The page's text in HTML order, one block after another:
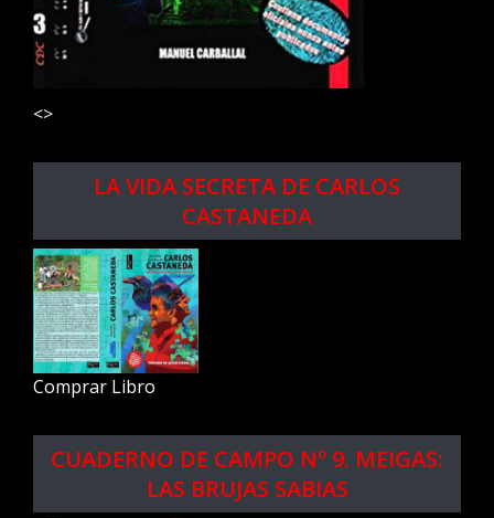
<>
LA VIDA SECRETA DE CARLOS
CASTANEDA
Comprar Libro
CUADERNO DE CAMPO Nº 9. MEIGAS:
LAS BRUJAS SABIAS